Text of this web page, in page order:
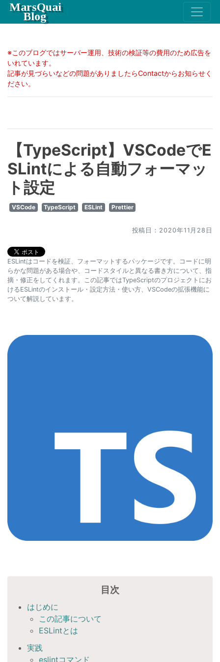
MarsQuai
Blog
※このブログではサーバー運用、技術の検証等の費用のため広告を
いれています。
記事が見づらいなどの問題がありましたらContactからお知らせく
ださい。
【TypeScript】VSCodeでE
SLintによる自動フォーマッ
ト設定
VSCode TypeScript ESLint Prettier
投稿日：2020年11月28日
ESLintはコードを検証、フォーマットするパッケージです。コードに明
らかな問題がある場合や、コードスタイルと異なる書き方について、指
摘・修正をしてくれます。この記事ではTypeScriptのプロジェクトにお
けるESLintのインストール・設定方法・使い方、VSCodeの拡張機能に
ついて解説しています。
目次
はじめに
この記事について
ESLintとは
実践
eslintコマンド